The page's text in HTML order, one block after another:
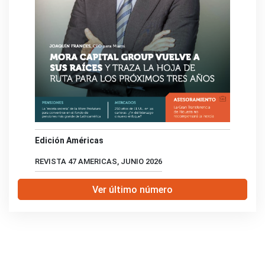
Edición Américas
REVISTA 47 AMERICAS, JUNIO 2026
Ver último número